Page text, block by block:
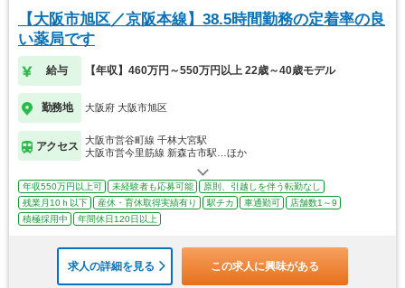
【大阪市旭区／京阪本線】38.5時間勤務の定着率の良
い薬局です
給与 【年収】460万円～550万円以上 22歳～40歳モデル
勤務地 大阪府 大阪市旭区
アクセス
大阪市営谷町線 千林大宮駅
大阪市営今里筋線 新森古市駅…ほか
年収550万円以上可 未経験者も応募可能
原則、引越しを伴う転勤なし
残業月10ｈ以下
産休・育休取得実績有り 駅チカ 車通勤可
店舗数1～9
積極採用中
年間休日120日以上
求人の詳細を見る この求人に興味がある